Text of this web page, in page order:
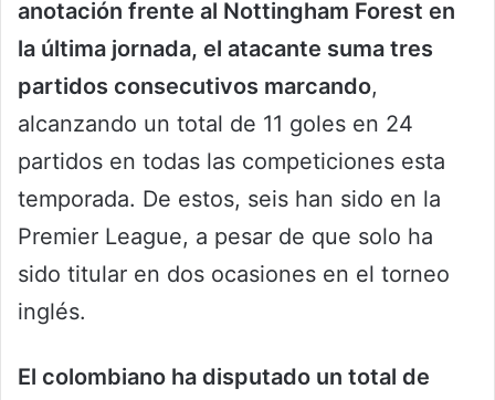
anotación frente al Nottingham Forest en
la última jornada, el atacante suma tres
partidos consecutivos marcando,
alcanzando un total de 11 goles en 24
partidos en todas las competiciones esta
temporada. De estos, seis han sido en la
Premier League, a pesar de que solo ha
sido titular en dos ocasiones en el torneo
inglés.
El colombiano ha disputado un total de